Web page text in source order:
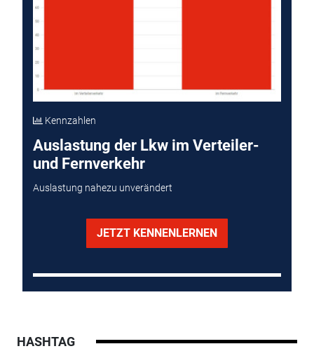
Kennzahlen
Auslastung der Lkw im Verteiler-
und Fernverkehr
Auslastung nahezu unverändert
JETZT KENNENLERNEN
HASHTAG